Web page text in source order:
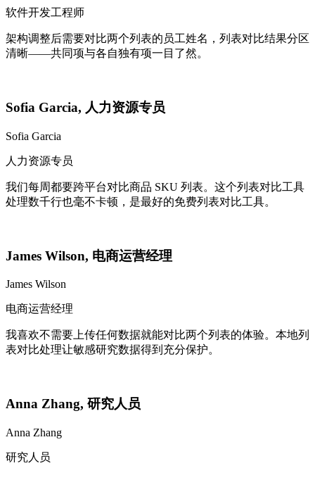
软件开发工程师
架构调整后需要对比两个列表的员工姓名，列表对比结果分区
清晰——共同项与各自独有项一目了然。
Sofia Garcia, 人力资源专员
Sofia Garcia
人力资源专员
我们每周都要跨平台对比商品 SKU 列表。这个列表对比工具
处理数千行也毫不卡顿，是最好的免费列表对比工具。
James Wilson, 电商运营经理
James Wilson
电商运营经理
我喜欢不需要上传任何数据就能对比两个列表的体验。本地列
表对比处理让敏感研究数据得到充分保护。
Anna Zhang, 研究人员
Anna Zhang
研究人员